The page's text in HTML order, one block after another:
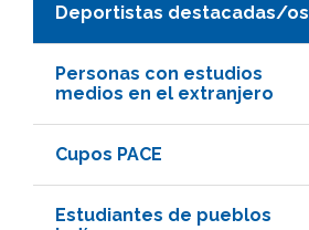
Deportistas destacadas/os
Personas con estudios
medios en el extranjero
Cupos PACE
Estudiantes de pueblos